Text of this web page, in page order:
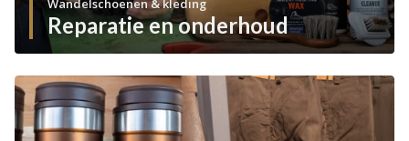
Wandelschoenen & kleding
Reparatie en onderhoud